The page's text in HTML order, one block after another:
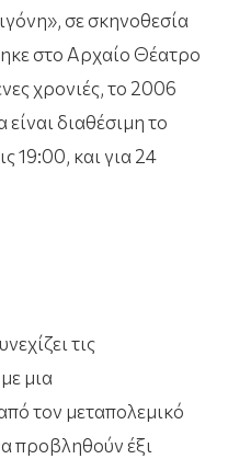
, σε σκηνοθεσία
στο Αρχαίο Θέατρο
χρονιές, το 2006
διαθέσιμη το
19:00, και για 24
τις
μια
τον μεταπολεμικό
προβληθούνέξι